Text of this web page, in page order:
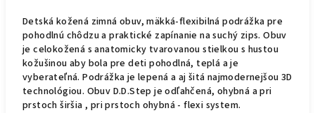
Detská kožená zimná obuv, mäkká-flexibilná podrážka pre
pohodlnú chôdzu a praktické zapínanie na suchý zips. Obuv
je celokožená s anatomicky tvarovanou stielkou s hustou
kožušinou aby bola pre deti pohodlná, teplá a je
vyberateľná. Podrážka je lepená a aj šitá najmodernejšou 3D
technológiou. Obuv D.D.Step je odľahčená, ohybná a pri
prstoch širšia , pri prstoch ohybná - flexi system.